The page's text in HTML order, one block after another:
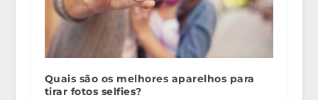
Quais são os melhores aparelhos para
tirar fotos selfies?